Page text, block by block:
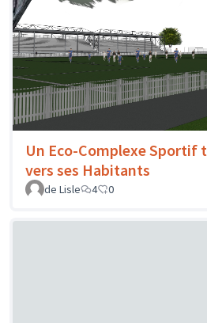
Un Eco-Complexe Sportif
vers ses Habitants
de Lisle
4 0